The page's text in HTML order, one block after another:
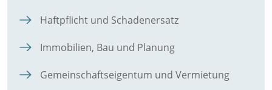
Haftpflicht und Schadenersatz
Immobilien, Bau und Planung
Gemeinschaftseigentum und Vermietung